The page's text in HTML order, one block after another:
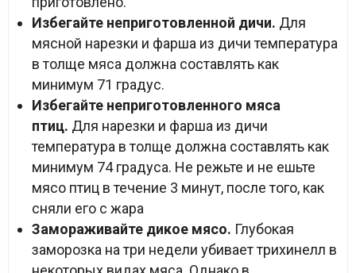
Избегайте неприготовленной дичи. Для
мясной нарезки и фарша из дичи температура
в толще мяса должна составлять как
минимум 71 градус.
Избегайте неприготовленного мяса
птиц. Для нарезки и фарша из дичи
температура в толще должна составлять как
минимум 74 градуса. Не режьте и не ешьте
мясо птиц в течение 3 минут, после того, как
сняли его с жара
Замораживайте дикое мясо. Глубокая
заморозка на три недели убивает трихинелл в